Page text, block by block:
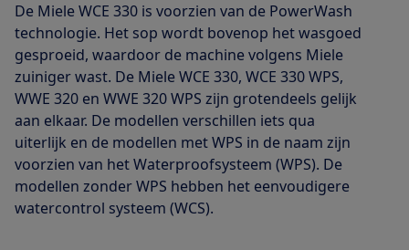
De Miele WCE 330 is voorzien van de PowerWash
technologie. Het sop wordt bovenop het wasgoed
gesproeid, waardoor de machine volgens Miele
zuiniger wast. De Miele WCE 330, WCE 330 WPS,
WWE 320 en WWE 320 WPS zijn grotendeels gelijk
aan elkaar. De modellen verschillen iets qua
uiterlijk en de modellen met WPS in de naam zijn
voorzien van het Waterproofsysteem (WPS). De
modellen zonder WPS hebben het eenvoudigere
watercontrol systeem (WCS).